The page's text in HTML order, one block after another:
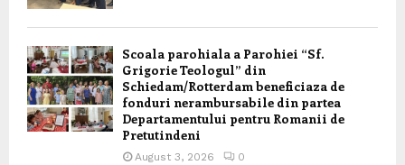
Scoala parohiala a Parohiei “Sf.
Grigorie Teologul” din
Schiedam/Rotterdam beneficiaza de
fonduri nerambursabile din partea
Departamentului pentru Romanii de
Pretutindeni
August 3, 2026 0